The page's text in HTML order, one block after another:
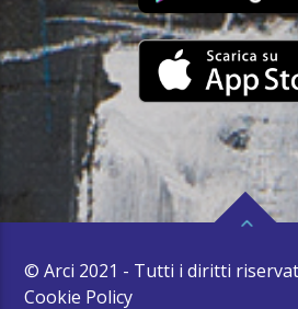
© Arci 2021 - Tutti i diritti
Cookie Policy